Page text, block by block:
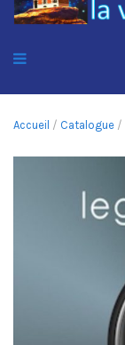
Accueil / Catalogue /